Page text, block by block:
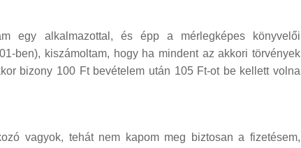
egy alkalmazottal, és épp a mérlegképes könyvelői
ben), kiszámoltam, hogy ha mindent az akkori törvények
bizony 100 Ft bevételem után 105 Ft-ot be kellett volna
vagyok, tehát nem kapom meg biztosan a fizetésem,